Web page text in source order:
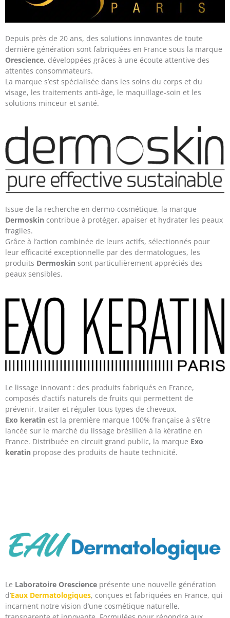
Depuis près de 20 ans, des solutions innovantes de toute
dernière génération sont fabriquées en France sous la marque
Orescience, développées grâces à une écoute attentive des
attentes consommateurs.
La marque s’est spécialisée dans les soins du corps et du
visage, les traitements anti-âge, le maquillage-soin et les
solutions minceur et santé.
Issue de la recherche en dermo-cosmétique, la marque
Dermoskin contribue à protéger, apaiser et hydrater les peaux
fragiles.
Grâce à l’action combinée de leurs actifs, sélectionnés pour
leur efficacité exceptionnelle par des dermatologues, les
produits Dermoskin sont particulièrement appréciés des
peaux sensibles.
Le lissage innovant : des produits fabriqués en France,
composés d’actifs naturels de fruits qui permettent de
prévenir, traiter et réguler tous types de cheveux.
Exo keratin est la première marque 100% française à s’être
lancée sur le marché du lissage brésilien à la kératine en
France. Distribuée en circuit grand public, la marque Exo
keratin propose des produits de haute technicité.
Le Laboratoire Orescience présente une nouvelle génération
d’Eaux Dermatologiques, conçues et fabriquées en France, qui
incarnent notre vision d’une cosmétique naturelle,